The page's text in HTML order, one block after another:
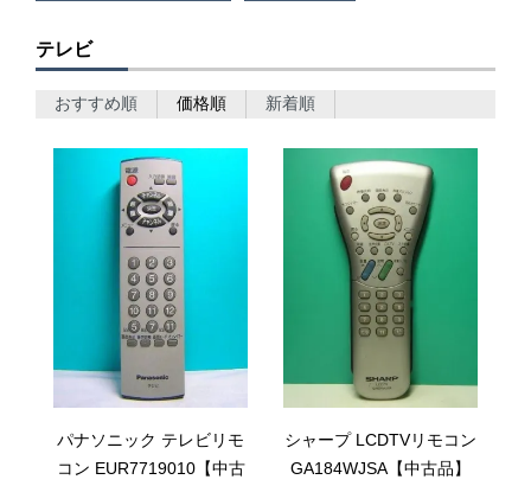
テレビ
おすすめ順 価格順 新着順
パナソニック テレビリモ
コン EUR7719010【中古
シャープ LCDTVリモコン
GA184WJSA【中古品】